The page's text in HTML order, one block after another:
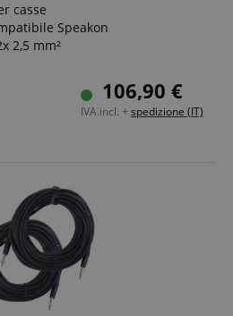
casse
Speakon
2,5 mm²
106,90 €
IVA.incl. + spedizione (IT)